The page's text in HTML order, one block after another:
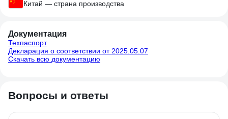
Китай — страна производства
Документация
Техпаспорт
Декларация о соответствии от 2025.05.07
Скачать всю документацию
Вопросы и ответы